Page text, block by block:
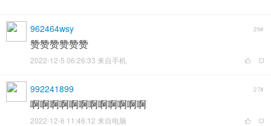
962464wsy 26#
赞赞赞赞赞赞
2022-12-5 06:26:33 来自手机
992241899 27#
啊啊啊啊啊啊啊啊啊啊啊啊
2022-12-6 11:46:12 来自电脑